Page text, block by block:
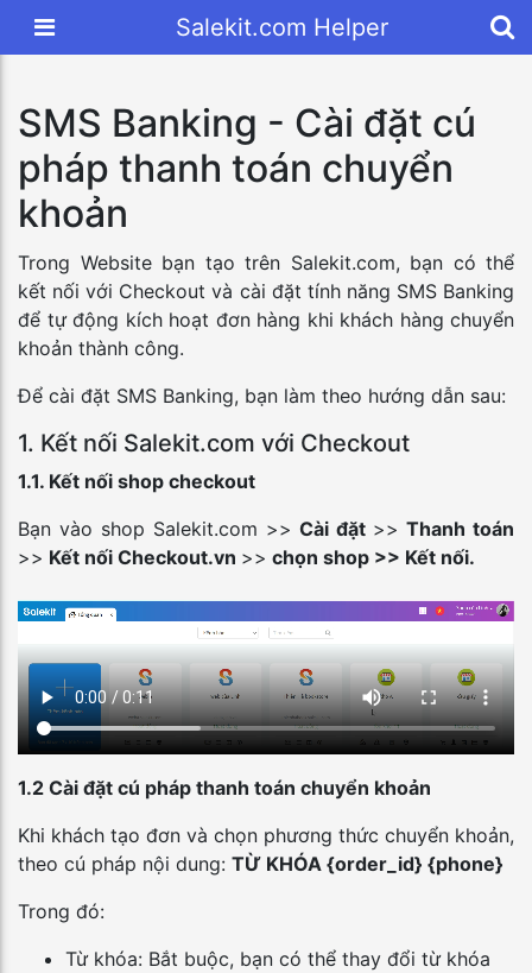
Salekit.com Helper
SMS Banking - Cài đặt cú
pháp thanh toán chuyển
khoản
Trong Website bạn tạo trên Salekit.com, bạn có thể
kết nối với Checkout và cài đặt tính năng SMS Banking
để tự động kích hoạt đơn hàng khi khách hàng chuyển
khoản thành công.
Để cài đặt SMS Banking, bạn làm theo hướng dẫn sau:
1. Kết nối Salekit.com với Checkout
1.1. Kết nối shop checkout
Bạn vào shop Salekit.com >> Cài đặt >> Thanh toán
>> Kết nối Checkout.vn >> chọn shop >> Kết nối.
1.2 Cài đặt cú pháp thanh toán chuyển khoản
Khi khách tạo đơn và chọn phương thức chuyển khoản,
theo cú pháp nội dung: TỪ KHÓA {order_id} {phone}
Trong đó:
Từ khóa: Bắt buộc, bạn có thể thay đổi từ khóa